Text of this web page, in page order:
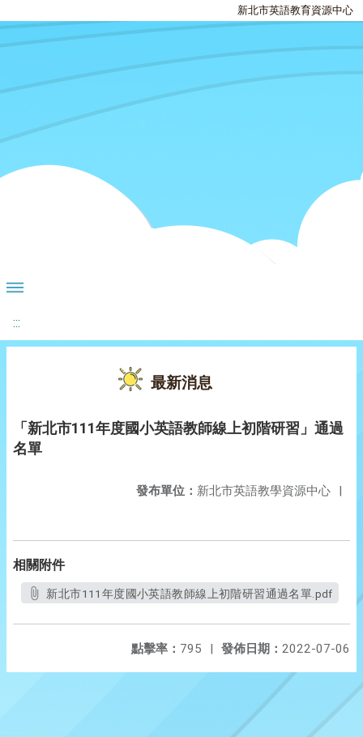
新北市英語教育資源中心
:::
最新消息
「新北市111年度國小英語教師線上初階研習」通過
名單
發布單位： 新北市英語教學資源中心 |
相關附件
新北市111年度國小英語教師線上初階研習通過名單.pdf
發佈日期： 2022-07-06
點擊率： 795 |